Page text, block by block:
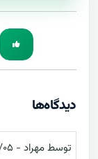
دیدگاه‌ها
توسط مهراد - ۱۴۰۵/۰۴/۰۵